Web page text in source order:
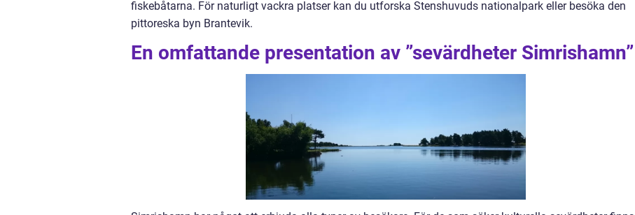
fiskebåtarna. För naturligt vackra platser kan du utforska Stenshuvuds nationalpark eller besöka den
pittoreska byn Brantevik.
En omfattande presentation av ”sevärdheter Simrishamn”